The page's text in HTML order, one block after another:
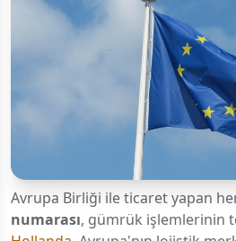
Avrupa Birliği ile ticaret yapan
numarası, gümrük işlemlerinin